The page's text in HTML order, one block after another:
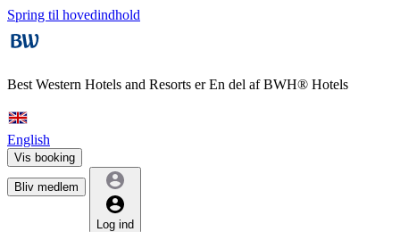
Spring til hovedindhold
Best Western Hotels and Resorts erEn del af BWH® Hotels
English
Vis booking
Bliv medlem
Log ind